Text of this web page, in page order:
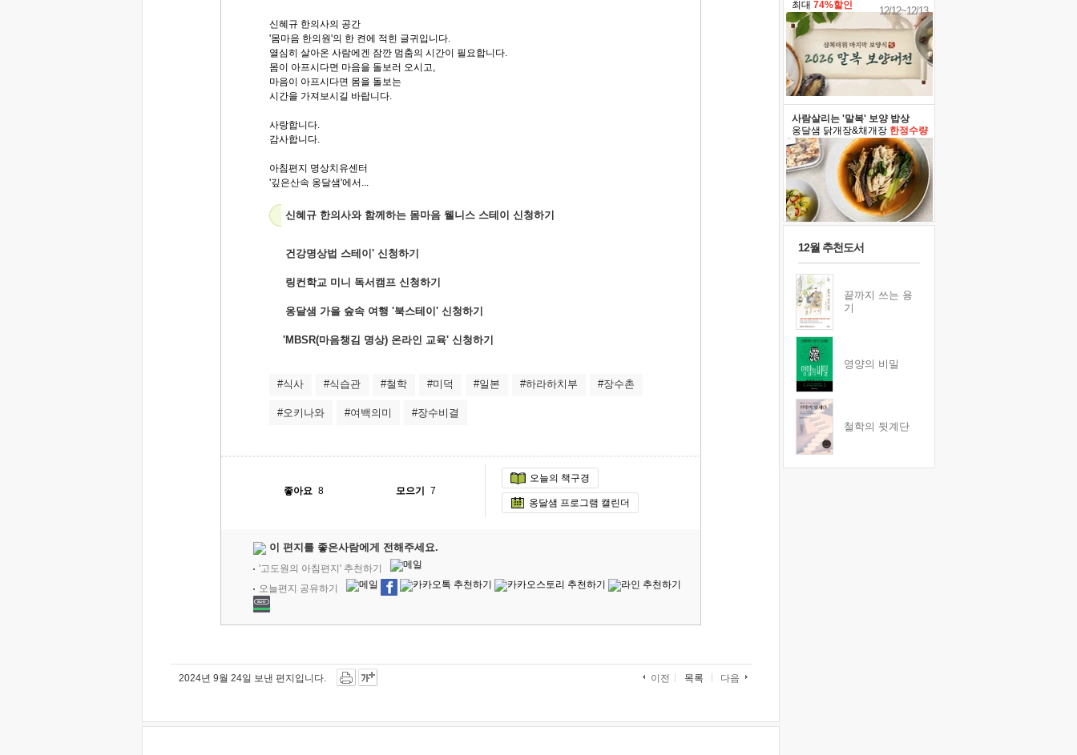
신혜규 한의사의 공간
'몸마음 한의원'의 한 켠에 적힌 글귀입니다.
열심히 살아온 사람에겐 잠깐 멈춤의 시간이 필요합니다.
몸이 아프시다면 마음을 돌보러 오시고,
마음이 아프시다면 몸을 돌보는
시간을 가져보시길 바랍니다.
사랑합니다.
감사합니다.
아침편지 명상치유센터
'깊은산속 옹달샘'에서...
신혜규 한의사와 함께하는 몸마음 웰니스 스테이 신청하기
건강명상법 스테이' 신청하기
링컨학교 미니 독서캠프 신청하기
옹달샘 가을 숲속 여행 '북스테이' 신청하기
'MBSR(마음챙김 명상) 온라인 교육' 신청하기
#식사 #식습관 #철학 #미덕 #일본 #하라하치부 #장수촌
#오키나와 #여백의미 #장수비결
좋아요 8 모으기 7
오늘의 책구경
옹달샘 프로그램 캘린더
이 편지를 좋은사람에게 전해주세요.
'고도원의 아침편지' 추천하기
오늘편지 공유하기
2024년 9월 24일 보낸 편지입니다. 이전 목록 다음
12/12~12/13
최대 74%할인
사람살리는 '말복' 보양 밥상
옹달샘 닭개장&채개장 한정수량
12월 추천도서
끝까지 쓰는 용
기
영양의 비밀
철학의 뒷계단